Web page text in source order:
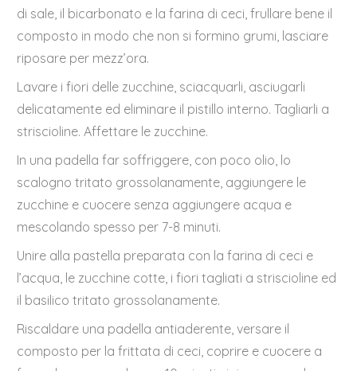
di sale, il bicarbonato e la farina di ceci, frullare bene il
composto in modo che non si formino grumi, lasciare
riposare per mezz’ora.
Lavare i fiori delle zucchine, sciacquarli, asciugarli
delicatamente ed eliminare il pistillo interno. Tagliarli a
striscioline. Affettare le zucchine.
In una padella far soffriggere, con poco olio, lo
scalogno tritato grossolanamente, aggiungere le
zucchine e cuocere senza aggiungere acqua e
mescolando spesso per 7-8 minuti.
Unire alla pastella preparata con la farina di ceci e
l’acqua, le zucchine cotte, i fiori tagliati a striscioline ed
il basilico tritato grossolanamente.
Riscaldare una padella antiaderente, versare il
composto per la frittata di ceci, coprire e cuocere a